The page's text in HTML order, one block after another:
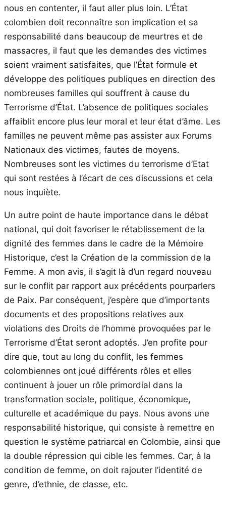
nous en contenter, il faut aller plus loin. L’État
colombien doit reconnaître son implication et sa
responsabilité dans beaucoup de meurtres et de
massacres, il faut que les demandes des victimes
soient vraiment satisfaites, que l’État formule et
développe des politiques publiques en direction des
nombreuses familles qui souffrent à cause du
Terrorisme d’État. L’absence de politiques sociales
affaiblit encore plus leur moral et leur état d’âme. Les
familles ne peuvent même pas assister aux Forums
Nationaux des victimes, fautes de moyens.
Nombreuses sont les victimes du terrorisme d’Etat
qui sont restées à l’écart de ces discussions et cela
nous inquiète.
Un autre point de haute importance dans le débat
national, qui doit favoriser le rétablissement de la
dignité des femmes dans le cadre de la Mémoire
Historique, c’est la Création de la commission de la
Femme. A mon avis, il s’agit là d’un regard nouveau
sur le conflit par rapport aux précédents pourparlers
de Paix. Par conséquent, j’espère que d’importants
documents et des propositions relatives aux
violations des Droits de l’homme provoquées par le
Terrorisme d’État seront adoptés. J’en profite pour
dire que, tout au long du conflit, les femmes
colombiennes ont joué différents rôles et elles
continuent à jouer un rôle primordial dans la
transformation sociale, politique, économique,
culturelle et académique du pays. Nous avons une
responsabilité historique, qui consiste à remettre en
question le système patriarcal en Colombie, ainsi que
la double répression qui cible les femmes. Car, à la
condition de femme, on doit rajouter l’identité de
genre, d’ethnie, de classe, etc.